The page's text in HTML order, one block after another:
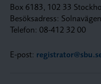
Box 6183, 102 33
Besöksadress:
Telefon: 08-412 32 00
E-post: